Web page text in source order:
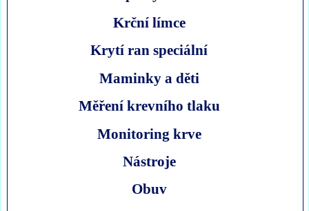
Krční límce
Krytí ran speciální
Maminky a děti
Měření krevního tlaku
Monitoring krve
Nástroje
Obuv